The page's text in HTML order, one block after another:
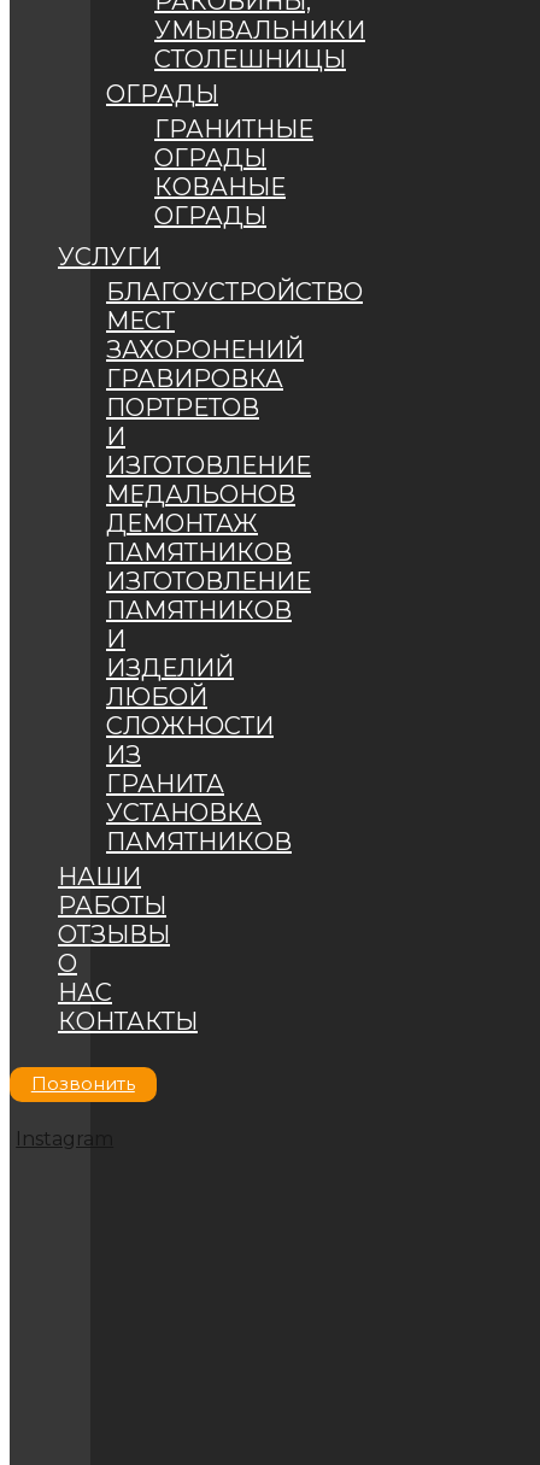
УМЫВАЛЬНИКИ
СТОЛЕШНИЦЫ
ОГРАДЫ
ГРАНИТНЫЕ
ОГРАДЫ
КОВАНЫЕ
ОГРАДЫ
УСЛУГИ
БЛАГОУСТРОЙСТВО
МЕСТ
ЗАХОРОНЕНИЙ
ГРАВИРОВКА
ПОРТРЕТОВ
И
ИЗГОТОВЛЕНИЕ
МЕДАЛЬОНОВ
ДЕМОНТАЖ
ПАМЯТНИКОВ
ИЗГОТОВЛЕНИЕ
ПАМЯТНИКОВ
И
ИЗДЕЛИЙ
ЛЮБОЙ
СЛОЖНОСТИ
ИЗ
ГРАНИТА
УСТАНОВКА
ПАМЯТНИКОВ
НАШИ
РАБОТЫ
ОТЗЫВЫ
О
НАС
КОНТАКТЫ
Позвонить
Instagram